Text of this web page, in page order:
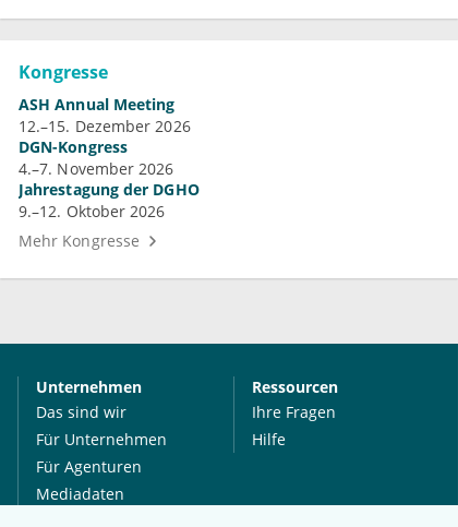
Kongresse
ASH Annual Meeting
12.–15. Dezember 2026
DGN-Kongress
4.–7. November 2026
Jahrestagung der DGHO
9.–12. Oktober 2026
Mehr Kongresse
Unternehmen
Das sind wir
Für Unternehmen
Für Agenturen
Mediadaten
Ressourcen
Ihre Fragen
Hilfe